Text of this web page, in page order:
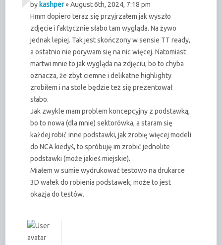
by kashper» August 6th, 2024, 7:18 pm
Hmm dopiero teraz się przyjrzałem jak wyszło
zdjęcie i faktycznie słabo tam wygląda. Na żywo
jednak lepiej. Tak jest skończony w sensie TT ready,
a ostatnio nie porywam się na nic więcej. Natomiast
martwi mnie to jak wygląda na zdjęciu, bo to chyba
oznacza, że zbyt ciemne i delikatne highlighty
zrobiłem i na stole będzie też się prezentował
słabo.
Jak zwykle mam problem koncepcyjny z podstawką,
bo to nowa (dla mnie) sektorówka, a staram się
każdej robić inne podstawki, jak zrobię więcej modeli
do NCA kiedyś, to spróbuję im zrobić jednolite
podstawki (może jakieś miejskie).
Miałem w sumie wydrukować testowo na drukarce
3D wałek do robienia podstawek, może to jest
okazja do testów.